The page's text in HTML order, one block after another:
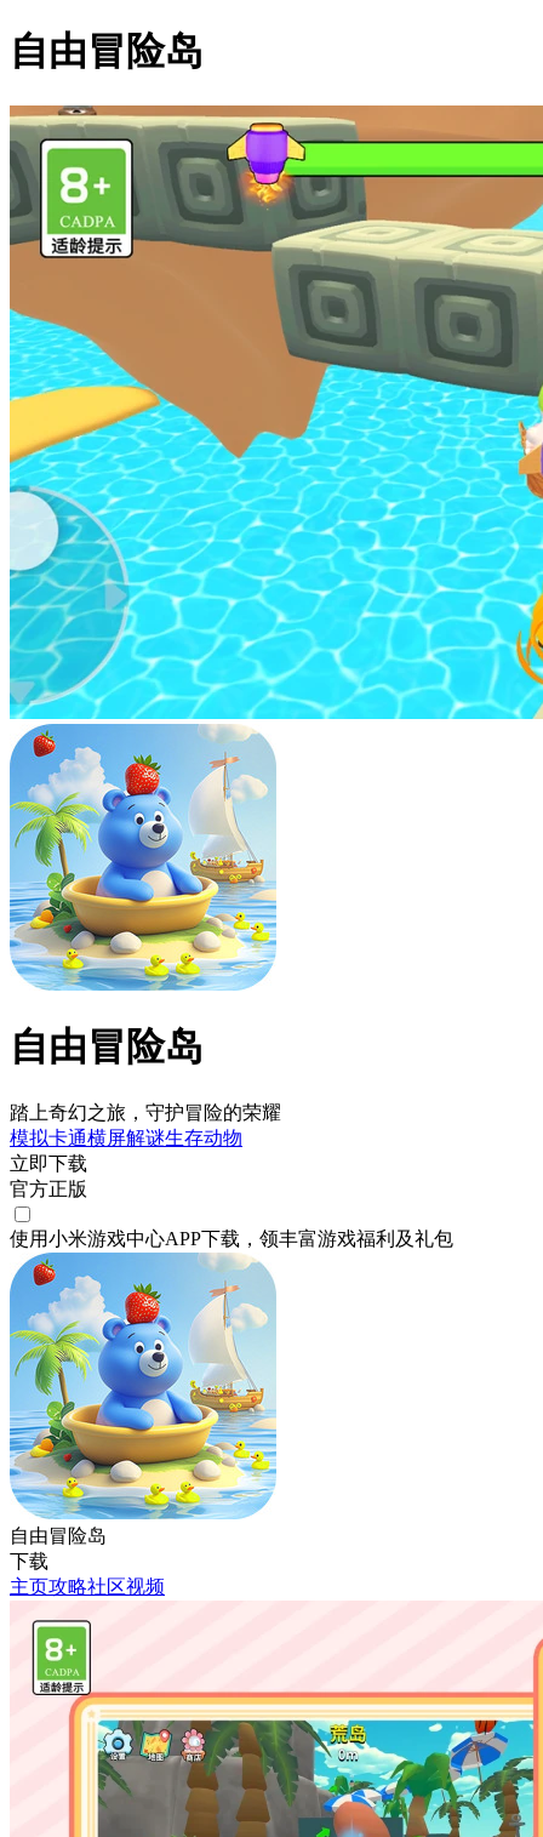
自由冒险岛
自由冒险岛
踏上奇幻之旅，守护冒险的荣耀
模拟卡通横屏解谜生存动物
立即下载
官方正版
使用小米游戏中心APP下载 ，领丰富游戏福利 及礼包
自由冒险岛
下载
主页攻略社区视频